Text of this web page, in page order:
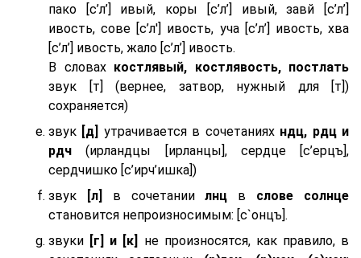
пако [с’л’] ивый, коры [с’л’] ивый, завй [с’л’]
ивость, сове [с’л'] ивость, уча [с’л’] ивость, хва
[с’л’] ивость, жало [с’л’] ивость.
В словахкостлявый, костлявость, постлать
звук [т] (вернее, затвор, нужный для [т])
сохраняется)
звук [д] утрачивается в сочетаниях ндц, рдц и
рдч (ирландцы [ирланцы], сердце [с’ерцъ],
сердчишко [с’ирч’ишка])
звук
[л] в сочетаниилнц в слове солнце
становится непроизносимым: [с`онцъ].
звуки [г] и [к]
не произносятся, как правило, в